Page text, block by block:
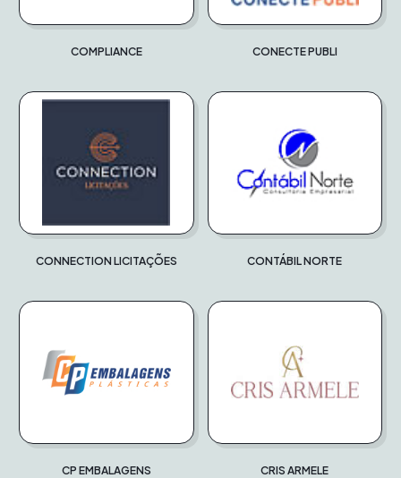
COMPLIANCE CONECTE PUBLI
CONNECTION LICITAÇÕES CONTÁBIL NORTE
CP EMBALAGENS CRIS ARMELE